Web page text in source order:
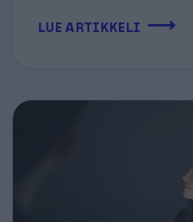
LUE ARTIKKELI ⟶